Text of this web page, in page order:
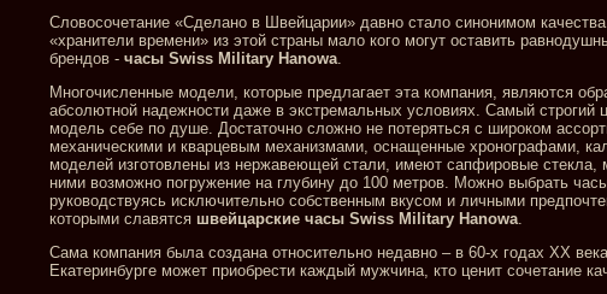
Словосочетание «Сделано в Швейцарии» давно стало синонимом
«хранители времени» из этой страны мало кого могут оставить
брендов - часы Swiss Military Hanowa.
Многочисленные модели, которые предлагает эта компания, являются
абсолютной надежности даже в экстремальных условиях. Самый строгий
модель себе по душе. Достаточно сложно не потеряться с широком
механическими и кварцевым механизмами, оснащенные хронографами,
моделей изготовлены из нержавеющей стали, имеют сапфировые
ними возможно погружение на глубину до 100 метров. Можно выбрать
руководствуясь исключительно собственным вкусом и личными
которыми славятся швейцарские часы Swiss Military Hanowa.
Сама компания была создана относительно недавно – в 60-х годах ХХ
Екатеринбурге может приобрести каждый мужчина, кто ценит сочетание